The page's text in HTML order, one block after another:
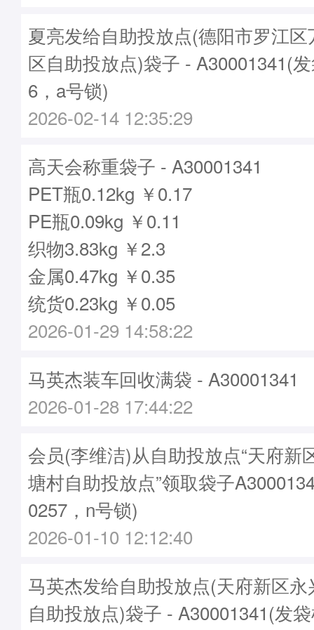
夏亮发给自助投放点(德阳市罗江
区自助投放点)袋子 - A30001341(
6，a号锁)
2026-02-14 12:35:29
高天会称重袋子 - A30001341
PET瓶0.12kg ￥0.17
PE瓶0.09kg ￥0.11
织物3.83kg ￥2.3
金属0.47kg ￥0.35
统货0.23kg ￥0.05
2026-01-29 14:58:22
马英杰装车回收满袋 - A30001341
2026-01-28 17:44:22
会员(李维洁)从自助投放点“天府新
塘村自助投放点”领取袋子
0257，n号锁)
2026-01-10 12:12:40
马英杰发给自助投放点(天府新区
自助投放点)袋子 - A30001341(发